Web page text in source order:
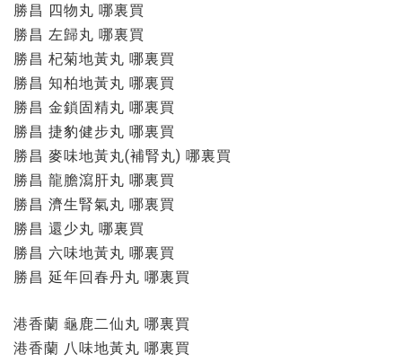
勝昌 四物丸 哪裏買
勝昌 左歸丸 哪裏買
勝昌 杞菊地黃丸 哪裏買
勝昌 知柏地黃丸 哪裏買
勝昌 金鎖固精丸 哪裏買
勝昌 捷豹健步丸 哪裏買
勝昌 麥味地黃丸(補腎丸) 哪裏買
勝昌 龍膽瀉肝丸 哪裏買
勝昌 濟生腎氣丸 哪裏買
勝昌 還少丸 哪裏買
勝昌 六味地黃丸 哪裏買
勝昌 延年回春丹丸 哪裏買
港香蘭 龜鹿二仙丸 哪裏買
港香蘭 八味地黃丸 哪裏買